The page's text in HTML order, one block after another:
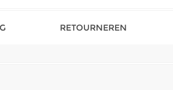
RETOURNEREN